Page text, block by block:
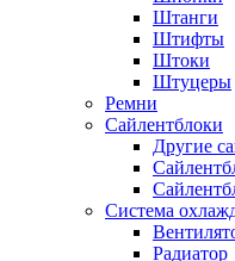
Штанги
Штифты
Штоки
Штуцеры
Ремни
Сайлентблоки
Другие
Система
Радиатор